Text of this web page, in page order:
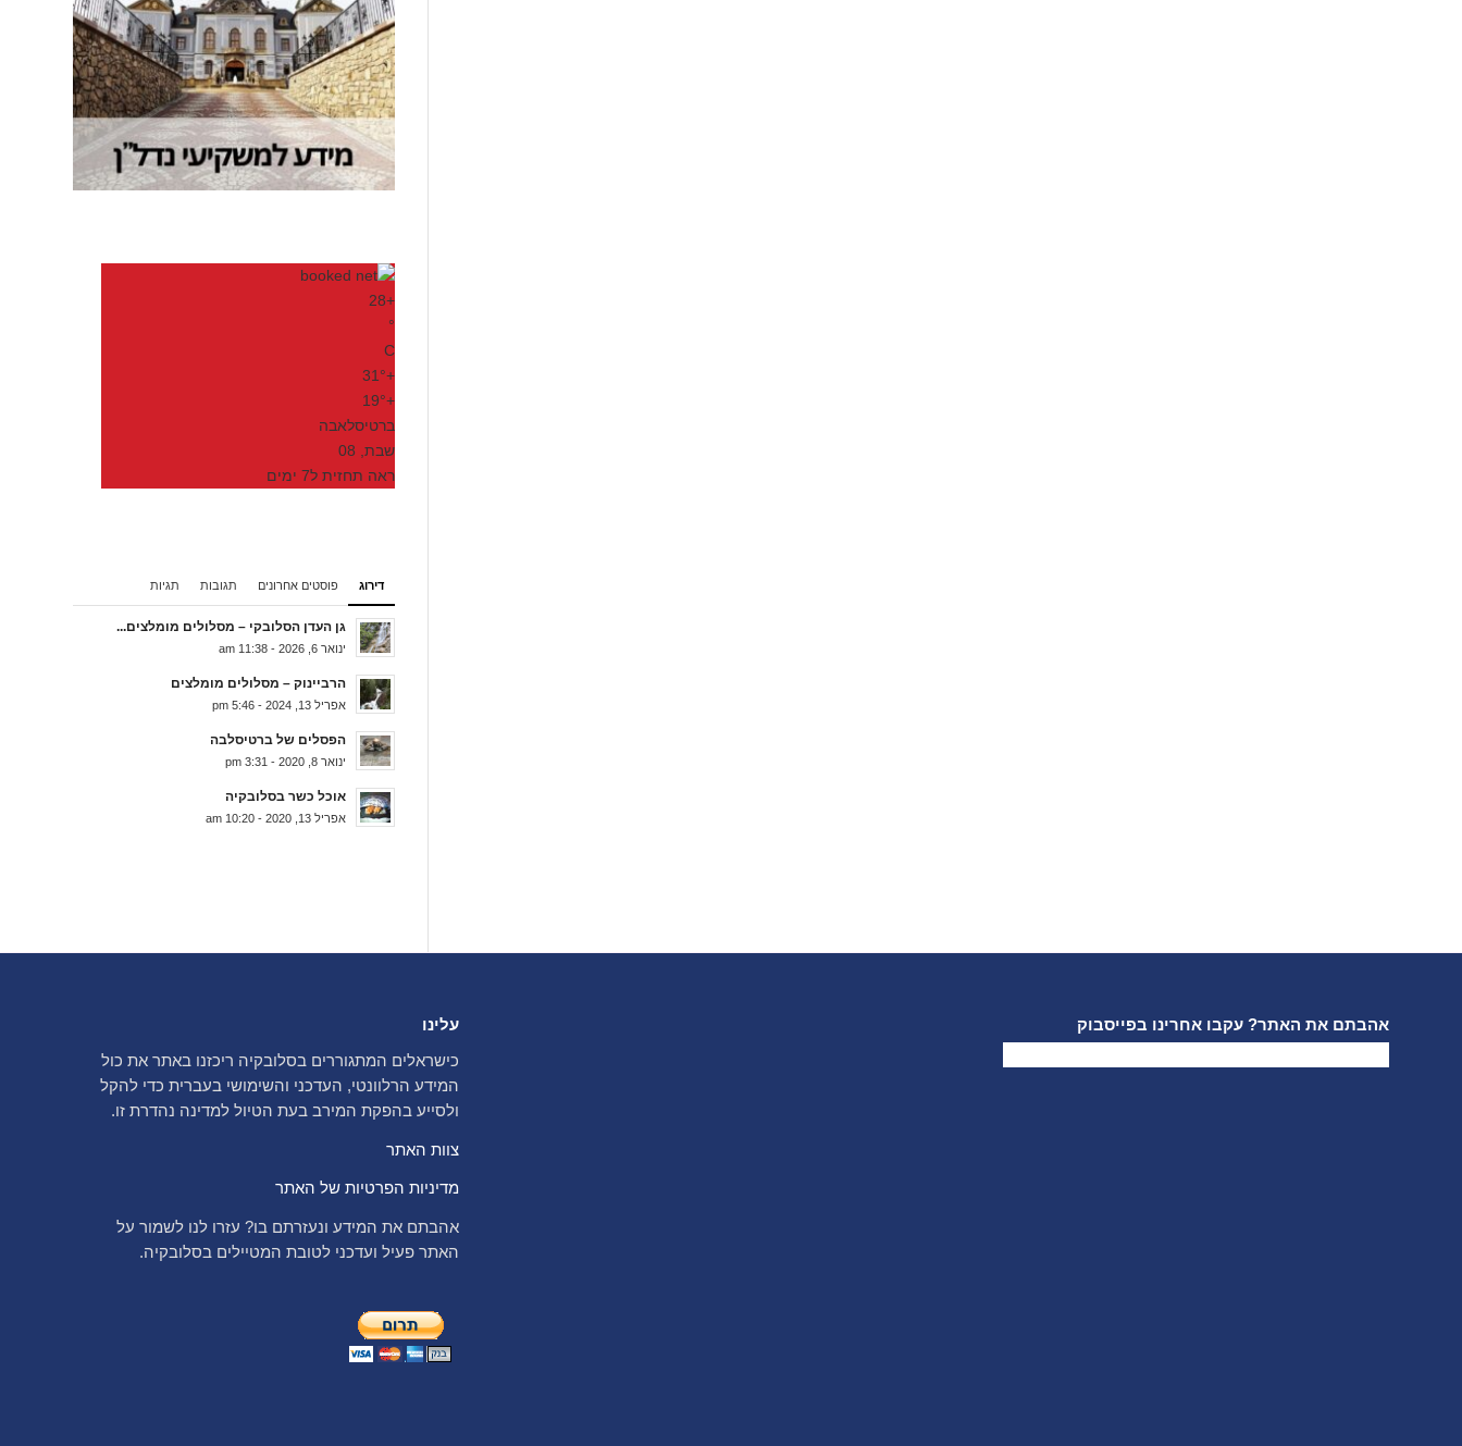
+
28
°
C
+
31°
+
19°
ברטיסלאבה
שבת, 08
ראה תחזית ל7 ימים
דירוג פוסטים אחרונים תגובות תגיות
גן העדן הסלובקי – מסלולים מומלצים...
ינואר 6, 2026 - 11:38 am
הרביינוק – מסלולים מומלצים
אפריל 13, 2024 - 5:46 pm
הפסלים של ברטיסלבה
ינואר 8, 2020 - 3:31 pm
אוכל כשר בסלובקיה
אפריל 13, 2020 - 10:20 am
אהבתם את האתר? עקבו אחרינו בפייסבוק
עלינו
כישראלים המתגוררים בסלובקיה ריכזנו באתר את כול
המידע הרלוונטי, העדכני והשימושי בעברית כדי להקל
ולסייע בהפקת המירב בעת הטיול למדינה נהדרת זו.
צוות האתר
מדיניות הפרטיות של האתר
אהבתם את המידע ונעזרתם בו? עזרו לנו לשמור על
האתר פעיל ועדכני לטובת המטיילים בסלובקיה.